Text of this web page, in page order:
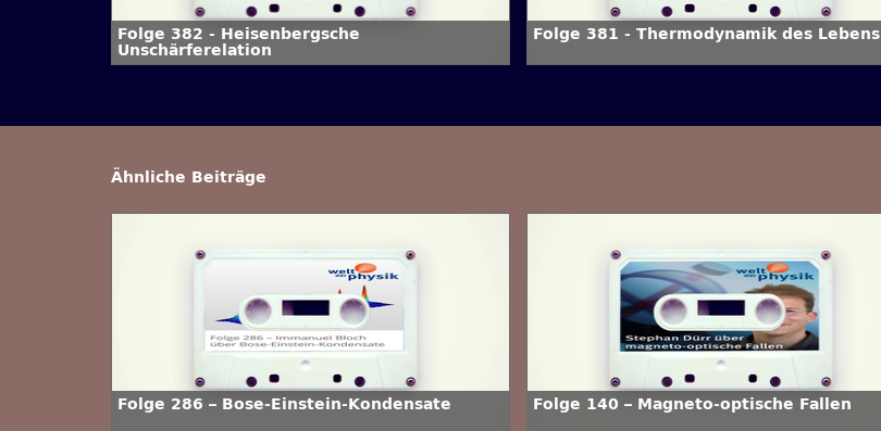
Folge 382 - Heisenbergsche
Unschärferelation
Folge 381 - Thermodynamik des Lebens
Ähnliche Beiträge
Folge 286 – Bose-Einstein-Kondensate Folge 140 – Magneto-optische Fallen